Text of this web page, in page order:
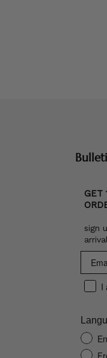
GET
sign
I